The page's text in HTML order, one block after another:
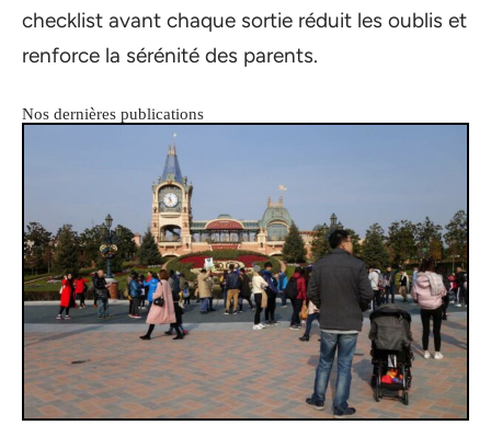
checklist avant chaque sortie réduit les oublis et
renforce la sérénité des parents.
Nos dernières publications